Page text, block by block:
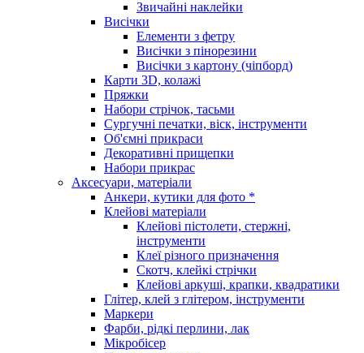
Звичайні наклейки
Висічки
Елементи з фетру
Висічки з пінорезини
Висічки з картону (чіпборд)
Карти 3D, колажі
Пряжки
Набори стрічок, тасьми
Сургучні печатки, віск, інструменти
Об'ємні прикраси
Декоративні прищепки
Набори прикрас
Аксесуари, матеріали
Анкери, кутики для фото *
Клейові матеріали
Клейові пістолети, стержні,
інструменти
Клеї різного призначення
Скотч, клейкі стрічки
Клейові аркуші, крапки, квадратики
Глітер, клей з глітером, інструменти
Маркери
Фарби, рідкі перлини, лак
Мікробісер